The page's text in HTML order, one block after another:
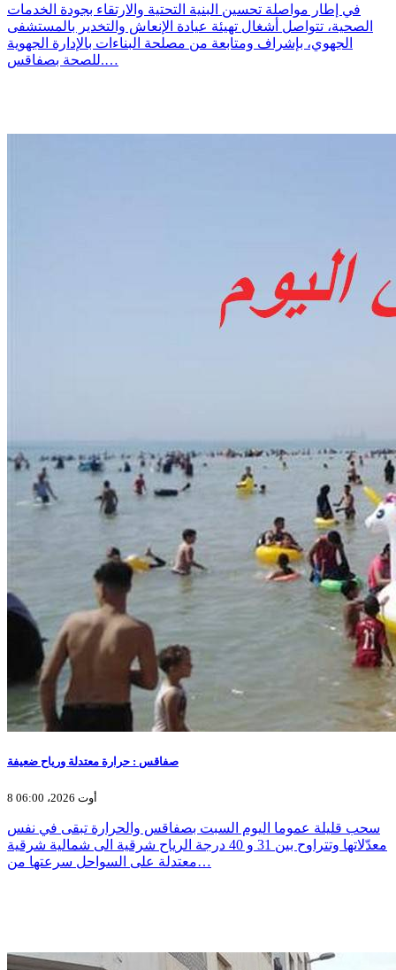
في إطار مواصلة تحسين البنية التحتية والارتقاء بجودة الخدمات
الصحية، تتواصل أشغال تهيئة عيادة الإنعاش والتخدير بالمستشفى
الجهوي، بإشراف ومتابعة من مصلحة البناءات بالإدارة الجهوية
للصحة بصفاقس.…
صفاقس : حرارة معتدلة ورياح ضعيفة
8 أوت 2026، 06:00
سحب قليلة عموما اليوم السبت بصفاقس والحرارة تبقى في نفس
معدّلاتها وتتراوح بين 31 و 40 درجة الرياح شرقية الى شمالية شرقية
معتدلة على السواحل سرعتها من…